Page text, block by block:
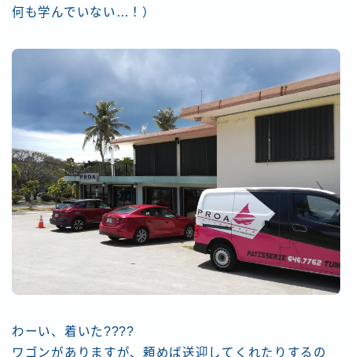
何も学んでいない…！）
わーい、着いた????
ワゴンがありますが、頼めば送迎してくれたりするの